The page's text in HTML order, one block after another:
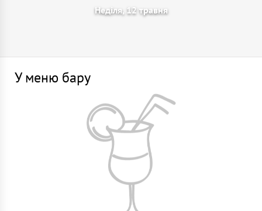
Неділя, 12 травня
У меню бару